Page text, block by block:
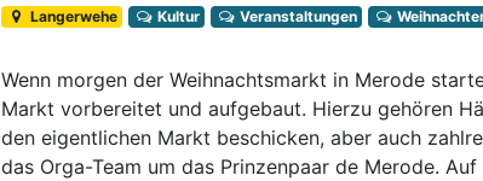
Langerwehe
Kultur Veranstaltungen
Wenn morgen der Weihnachtsmarkt in Merode
Markt vorbereitet und aufgebaut. Hierzu gehören
den eigentlichen Markt beschicken, aber auch
das Orga-Team um das Prinzenpaar de Merode.